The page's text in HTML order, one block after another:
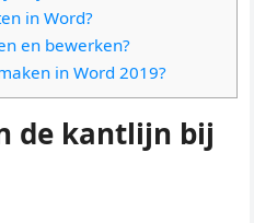
in Word?
en bewerken?
in Word 2019?
de kantlijn bij